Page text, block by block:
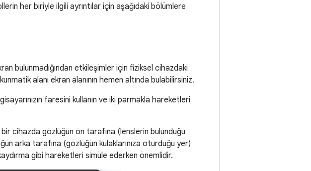
her biriyle ilgili ayrıntılar için aşağıdaki bölümlere
bulunmadığından etkileşimler için fiziksel cihazdaki
alanı ekran alanının hemen altında bulabilirsiniz.
faresini kullanın ve iki parmakla hareketleri
cihazda gözlüğün ön tarafına (lenslerin bulunduğu
arka tarafına (gözlüğün kulaklarınıza oturduğu yer)
gibi hareketleri simüle ederken önemlidir.